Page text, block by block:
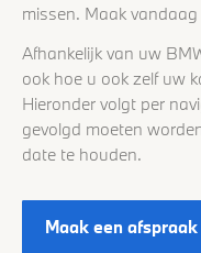
missen. Maak
Afhankelijk van uw
ook hoe u ook zelf uw
Hieronder volgt per
gevolgd moeten
date te houden.
Maak een afspraak